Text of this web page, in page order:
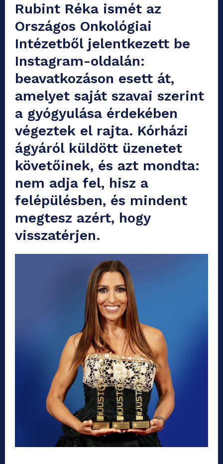
Rubint Réka ismét az
Országos Onkológiai
Intézetből jelentkezett be
Instagram-oldalán:
beavatkozáson esett át,
amelyet saját szavai szerint
a gyógyulása érdekében
végeztek el rajta. Kórházi
ágyáról küldött üzenetet
követőinek, és azt mondta:
nem adja fel, hisz a
felépülésben, és mindent
megtesz azért, hogy
visszatérjen.